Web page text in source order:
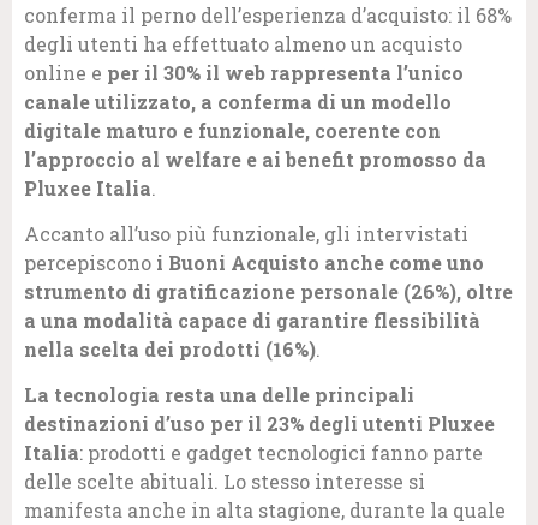
conferma il perno dell’esperienza d’acquisto: il 68%
degli utenti ha effettuato almeno un acquisto
online e per il 30% il web rappresenta l’unico
canale utilizzato, a conferma di un modello
digitale maturo e funzionale, coerente con
l’approccio al welfare e ai benefit promosso da
Pluxee Italia.
Accanto all’uso più funzionale, gli intervistati
percepiscono i Buoni Acquisto anche come uno
strumento di gratificazione personale (26%), oltre
a una modalità capace di garantire flessibilità
nella scelta dei prodotti (16%).
La tecnologia resta una delle principali
destinazioni d’uso per il 23% degli utenti Pluxee
Italia: prodotti e gadget tecnologici fanno parte
delle scelte abituali. Lo stesso interesse si
manifesta anche in alta stagione, durante la quale